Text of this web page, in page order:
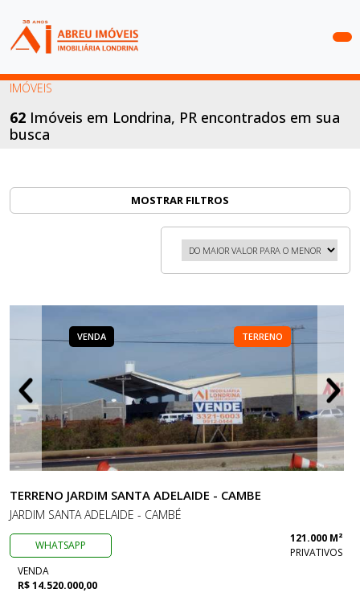
COMPRAR
LANÇAMENTOS
IMÓVEIS
62 Imóveis em Londrina, PR encontrados em sua
busca
MOSTRAR FILTROS
VENDA TERRENO
TERRENO JARDIM SANTA ADELAIDE - CAMBE
JARDIM SANTA ADELAIDE - CAMBÉ
WHATSAPP
121.000 M²
PRIVATIVOS
VENDA
R$ 14.520.000,00